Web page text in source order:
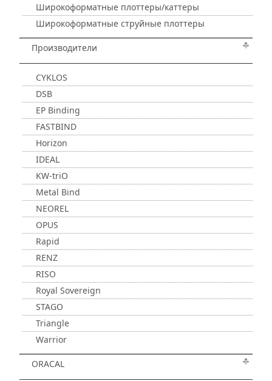
Широкоформатные плоттеры/каттеры
Широкоформатные струйные плоттеры
Производители
CYKLOS
DSB
EP Binding
FASTBIND
Horizon
IDEAL
KW-triO
Metal Bind
NEOREL
OPUS
Rapid
RENZ
RISO
Royal Sovereign
STAGO
Triangle
Warrior
ORACAL